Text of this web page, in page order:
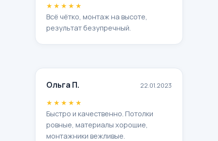
★★★★★
Всё чётко, монтаж на высоте,
результат безупречный.
Ольга П. 22.01.2023
★★★★★
Быстро и качественно. Потолки
ровные, материалы хорошие,
монтажники вежливые.